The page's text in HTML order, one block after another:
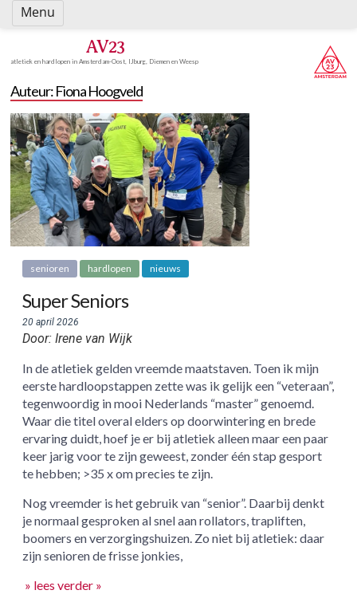
Spring
naar
AV23
atletiek en hardlopen in Amsterdam-Oost, IJburg, Diemen en Weesp
Auteur:Fiona Hoogveld
senioren hardlopen nieuws
Super Seniors
20 april 2026
Door: Irene van Wijk
In de atletiek gelden vreemde maatstaven. Toen ik mijn
eerste hardloopstappen zette was ik gelijk een “veteraan”,
tegenwoordig in mooi Nederlands “master” genoemd.
Waar die titel overal elders op doorwintering en brede
ervaring duidt, hoef je er bij atletiek alleen maar een paar
keer jarig voor te zijn geweest, zonder één stap gesport
te hebben; >35 x om precies te zijn.
Nog vreemder is het gebruik van “senior”. Daarbij denkt
je normaal gesproken al snel aan rollators, trapliften,
boomers en verzorgingshuizen. Zo niet bij atletiek: daar
zijn senioren de frisse jonkies,
» lees verder »
Menu